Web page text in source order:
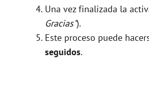
Una vez finalizada la
Gracias").
Este proceso puede
seguidos.